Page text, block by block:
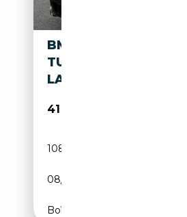
BMW 640 640I
TURISMO MPAKET
LASER HEADUP
41 890€
108 723 km
08/2022
Boîte automatique